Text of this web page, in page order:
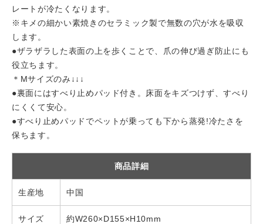
レートが冷たくなります。
※キメの細かい素焼きのセラミック製で無数の穴が水を吸収
します。
●ザラザラした表面の上を歩くことで、爪の伸び過ぎ防止にも
役立ちます。
＊Mサイズのみ↓↓↓
●裏面にはすべり止めパッド付き。床面をキズつけず、すべり
にくくて安心。
●すべり止めパッドでペットが乗っても下から蒸発!冷たさを
保ちます。
商品詳細
生産地 中国
サイズ 約W260×D155×H10mm